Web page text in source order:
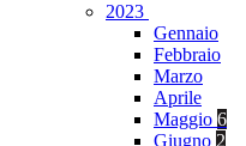
2023
Gennaio
Febbraio
Marzo
Aprile
Maggio 6
Giugno 2